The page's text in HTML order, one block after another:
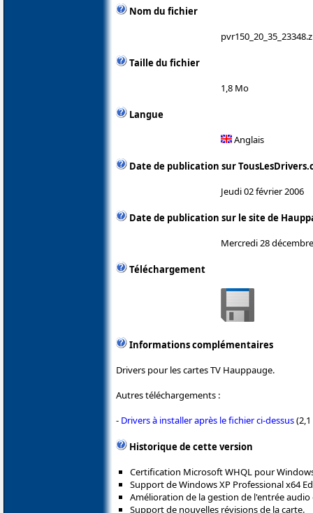
Nom du fichier
Taille du fichier
1,8 Mo
Langue
Anglais
Date de publication sur
Jeudi 02 février 2006
Date de publication sur le site de
Mercredi 28
Téléchargement
Informations complémentaires
Drivers pour les cartes TV Hauppauge.
Autres téléchargements :
- Drivers à installer après le fichier ci-dessus
Historique de cette version
Certification Microsoft WHQL pour
Support de Windows XP Professional x64
Amélioration de la gestion de l'entrée
Support de nouvelles révisions de la carte.